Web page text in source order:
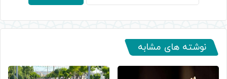
نوشته های مشابه